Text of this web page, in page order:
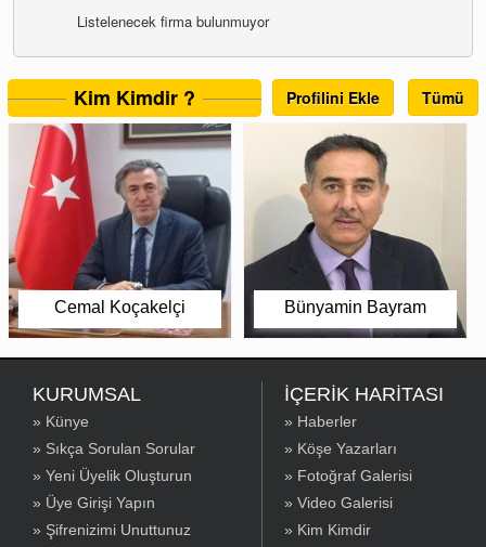
Listelenecek firma bulunmuyor
Kim Kimdir ? Profilini Ekle Tümü
Cemal Koçakelçi Bünyamin Bayram
KURUMSAL
» Künye
» Sıkça Sorulan Sorular
» Yeni Üyelik Oluşturun
» Üye Girişi Yapın
» Şifrenizimi Unuttunuz
İÇERİK HARİTASI
» Haberler
» Köşe Yazarları
» Fotoğraf Galerisi
» Video Galerisi
» Kim Kimdir